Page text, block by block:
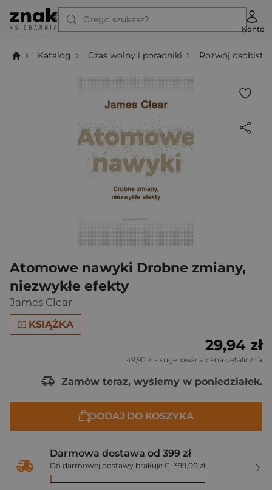
Czego szukasz?
Konto
Katalog Czas wolny i poradniki Rozwój osobisty
Atomowe nawyki Drobne zmiany,
niezwykłe efekty
James Clear
KSIĄŻKA
29,94 zł
49,90 zł - sugerowana cena detaliczna
Zamów teraz, wyślemy w poniedziałek.
DODAJ DO KOSZYKA
Darmowa dostawa od 399 zł
Do darmowej dostawy brakuje Ci 399,00 zł